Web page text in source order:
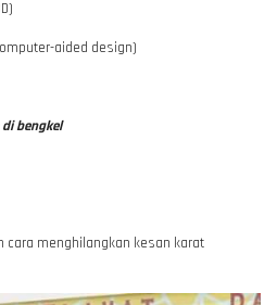
aided design)
bengkel
cara menghilangkan kesan karat